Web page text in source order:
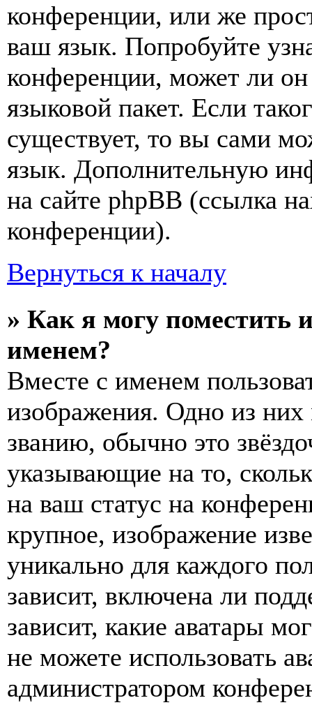
конференции, или же
ваш язык. Попробуйте
конференции, может ли
языковой пакет. Если
существует, то вы сами
язык. Дополнительную
на сайте phpBB (ссылка
конференции).
Вернуться к началу
» Как я могу поместить
именем?
Вместе с именем
изображения. Одно из
званию, обычно это
указывающие на то,
на ваш статус на
крупное, изображение
уникально для каждого
зависит, включена ли
зависит, какие аватары
не можете использовать
администратором